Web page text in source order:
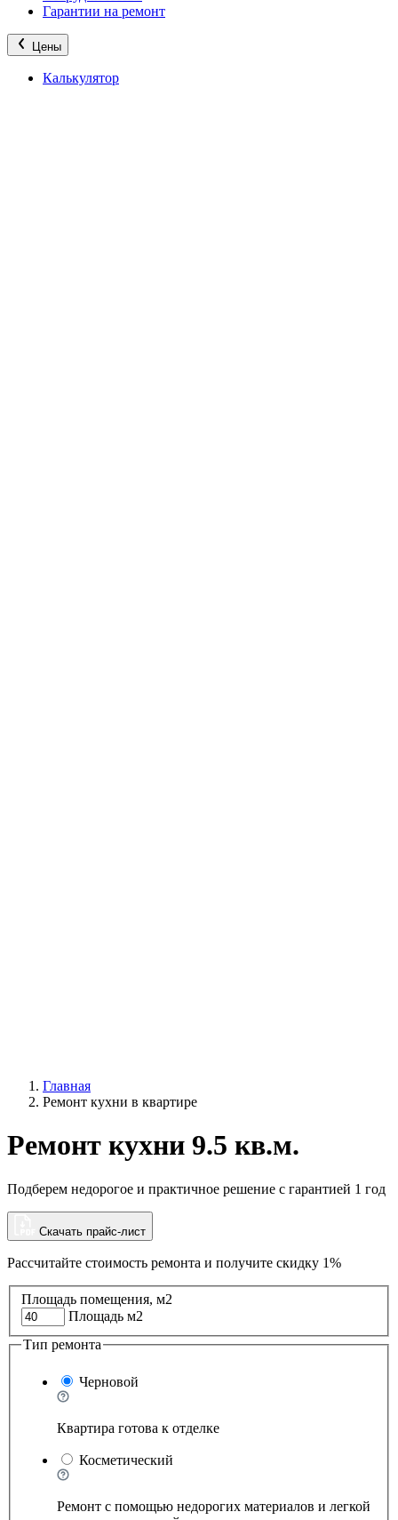
Гарантии на ремонт
Цены
Калькулятор
Главная
Ремонт кухни в квартире
Ремонт кухни 9.5 кв.м.
Подберем недорогое и практичное решение с гарантией 1 год
Скачать прайс-лист
Рассчитайте стоимость ремонта и получите скидку 1%
Площадь помещения, м2
Площадь м2
Тип ремонта
Черновой
Квартира готова к отделке
Косметический
Ремонт с помощью недорогих материалов и легкой